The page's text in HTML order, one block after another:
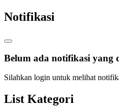
Notifikasi
Belum ada notifikasi yang
Silahkan login untuk melihat
List Kategori